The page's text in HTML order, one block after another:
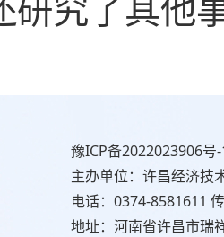
研究了其他
豫ICP备2022023906号
主办单位：许昌经济技
电话：0374-8581611
地址：河南省许昌市瑞